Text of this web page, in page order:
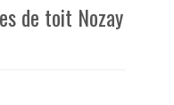
de toit Nozay